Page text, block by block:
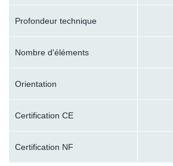
Profondeur technique
Nombre d'éléments
Orientation
Certification CE
Certification NF